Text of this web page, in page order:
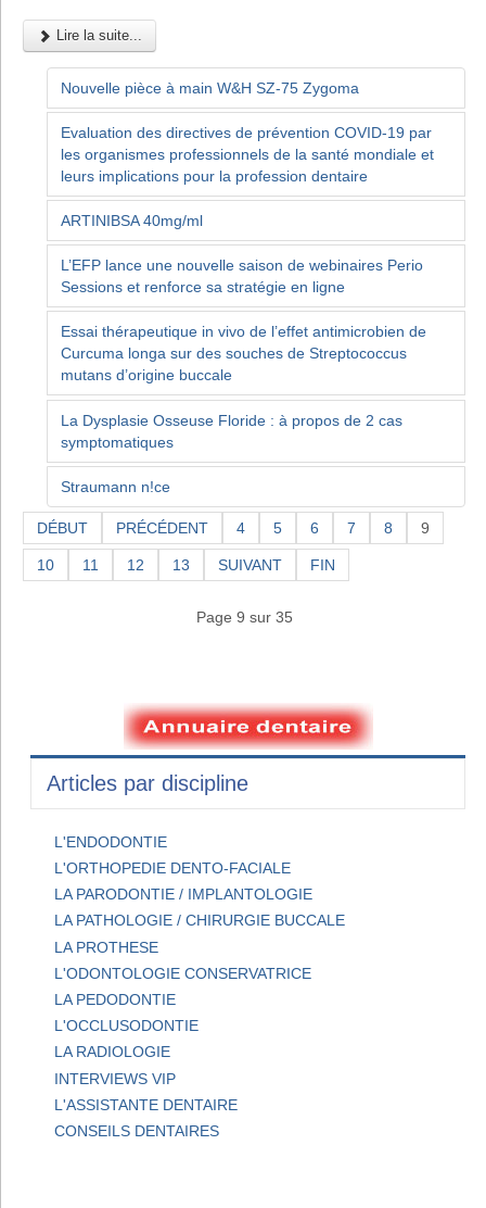
Lire la suite...
Nouvelle pièce à main W&H SZ-75 Zygoma
Evaluation des directives de prévention COVID-19 par
les organismes professionnels de la santé mondiale et
leurs implications pour la profession dentaire
ARTINIBSA 40mg/ml
L’EFP lance une nouvelle saison de webinaires Perio
Sessions et renforce sa stratégie en ligne
Essai thérapeutique in vivo de l’effet antimicrobien de
Curcuma longa sur des souches de Streptococcus
mutans d’origine buccale
La Dysplasie Osseuse Floride : à propos de 2 cas
symptomatiques
Straumann n!ce
DÉBUT PRÉCÉDENT 4 5 6 7 8 9
10 11 12 13 SUIVANT FIN
Page 9 sur 35
Articles par discipline
L'ENDODONTIE
L'ORTHOPEDIE DENTO-FACIALE
LA PARODONTIE / IMPLANTOLOGIE
LA PATHOLOGIE / CHIRURGIE BUCCALE
LA PROTHESE
L'ODONTOLOGIE CONSERVATRICE
LA PEDODONTIE
L'OCCLUSODONTIE
LA RADIOLOGIE
INTERVIEWS VIP
L'ASSISTANTE DENTAIRE
CONSEILS DENTAIRES